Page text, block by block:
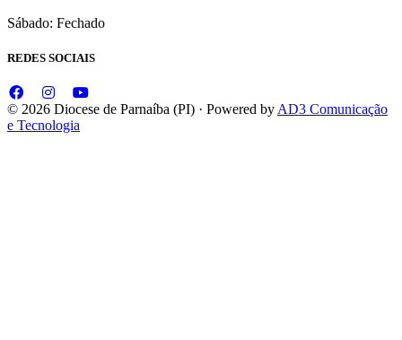
Sábado: Fechado
REDES SOCIAIS
© 2026 Diocese de Parnaíba (PI) · Powered byAD3 Comunicação
e Tecnologia